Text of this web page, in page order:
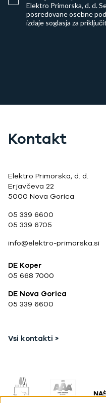
Kontakt
Elektro Primorska, d. d.
Erjavčeva 22
5000 Nova Gorica
05 339 6600
05 339 6705
info@elektro-primorska.si
DE Koper
05 668 7000
DE Nova Gorica
05 339 6600
Vsi kontakti >
Elektro Primorska, d. d.
posredovane osebne
izdaje soglasja za